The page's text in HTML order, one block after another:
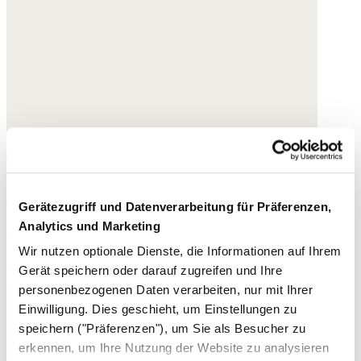
Gerätezugriff und Datenverarbeitung für Präferenzen,
Analytics und Marketing
Wir nutzen optionale Dienste, die Informationen auf Ihrem
Gerät speichern oder darauf zugreifen und Ihre
personenbezogenen Daten verarbeiten, nur mit Ihrer
Einwilligung. Dies geschieht, um Einstellungen zu
speichern ("Präferenzen"), um Sie als Besucher zu
erkennen, um Ihre Nutzung der Website zu analysieren
Goldplattierter Messing
195,- €